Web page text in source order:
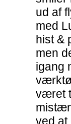
ud af
med
hist &
men
igang
været
ved at